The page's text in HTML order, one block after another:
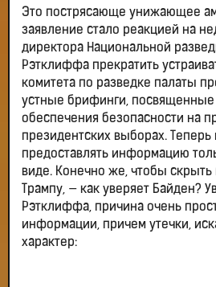
Это пострясающе унижающее
заявление стало реакцией на
директора Национальной
Рэтклиффа прекратить
комитета по разведке палаты
устные брифинги, посвященные
обеспечения безопасности на
президентских выборах. Теперь
предоставлять информацию
виде. Конечно же, чтобы
Трампу, — как уверяет Байден?
Рэтклиффа, причина очень
информации, причем утечки,
характер: